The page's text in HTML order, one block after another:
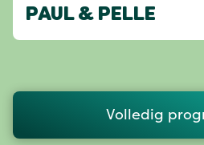
PAUL & PELLE
Volledig